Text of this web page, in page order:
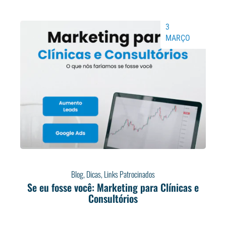
Blog,Dicas,Links Patrocinados
Se eu fosse você: Marketing para Clínicas e
Consultórios
3
MARÇO